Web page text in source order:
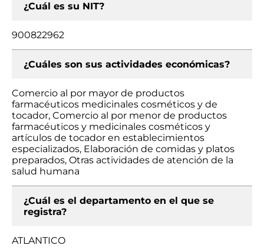
¿Cuál es su NIT?
900822962
¿Cuáles son sus actividades económicas?
Comercio al por mayor de productos
farmacéuticos medicinales cosméticos y de
tocador, Comercio al por menor de productos
farmacéuticos y medicinales cosméticos y
artículos de tocador en establecimientos
especializados, Elaboración de comidas y platos
preparados, Otras actividades de atención de la
salud humana
¿Cuál es el departamento en el que se
registra?
ATLANTICO